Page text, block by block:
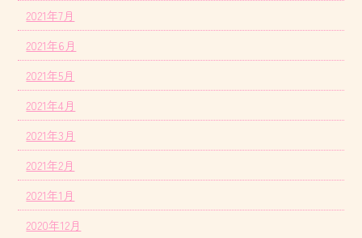
2021年7月
2021年6月
2021年5月
2021年4月
2021年3月
2021年2月
2021年1月
2020年12月